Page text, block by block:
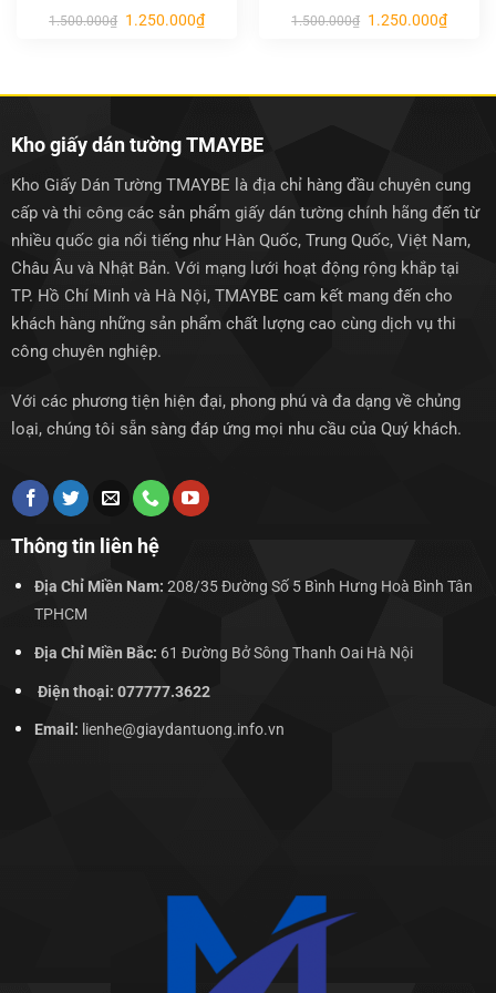
1.500.000₫ Giá
1.250.000₫Giá
hiện
1.500.000₫ Giá
1.250.000₫Giá
hiện
Kho giấy dán tường TMAYBE
Kho Giấy Dán Tường TMAYBE là địa chỉ hàng đầu chuyên cung
cấp và thi công các sản phẩm giấy dán tường chính hãng đến từ
nhiều quốc gia nổi tiếng như Hàn Quốc, Trung Quốc, Việt Nam,
Châu Âu và Nhật Bản. Với mạng lưới hoạt động rộng khắp tại
TP. Hồ Chí Minh và Hà Nội, TMAYBE cam kết mang đến cho
khách hàng những sản phẩm chất lượng cao cùng dịch vụ thi
công chuyên nghiệp.
Với các phương tiện hiện đại, phong phú và đa dạng về chủng
loại, chúng tôi sẵn sàng đáp ứng mọi nhu cầu của Quý khách.
Thông tin liên hệ
Địa Chỉ Miền Nam: 208/35 Đường Số 5 Bình Hưng Hoà Bình Tân
TPHCM
Địa Chỉ Miền Bắc: 61 Đường Bở Sông Thanh Oai Hà Nội
Điện thoại: 077777.3622
Email: lienhe@giaydantuong.info.vn